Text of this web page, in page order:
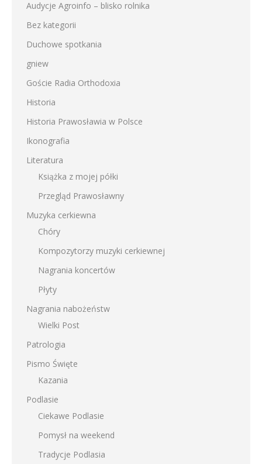
Audycje Agroinfo – blisko rolnika
Bez kategorii
Duchowe spotkania
gniew
Goście Radia Orthodoxia
Historia
Historia Prawosławia w Polsce
Ikonografia
Literatura
Książka z mojej półki
Przegląd Prawosławny
Muzyka cerkiewna
Chóry
Kompozytorzy muzyki cerkiewnej
Nagrania koncertów
Płyty
Nagrania nabożeństw
Wielki Post
Patrologia
Pismo Święte
Kazania
Podlasie
Ciekawe Podlasie
Pomysł na weekend
Tradycje Podlasia